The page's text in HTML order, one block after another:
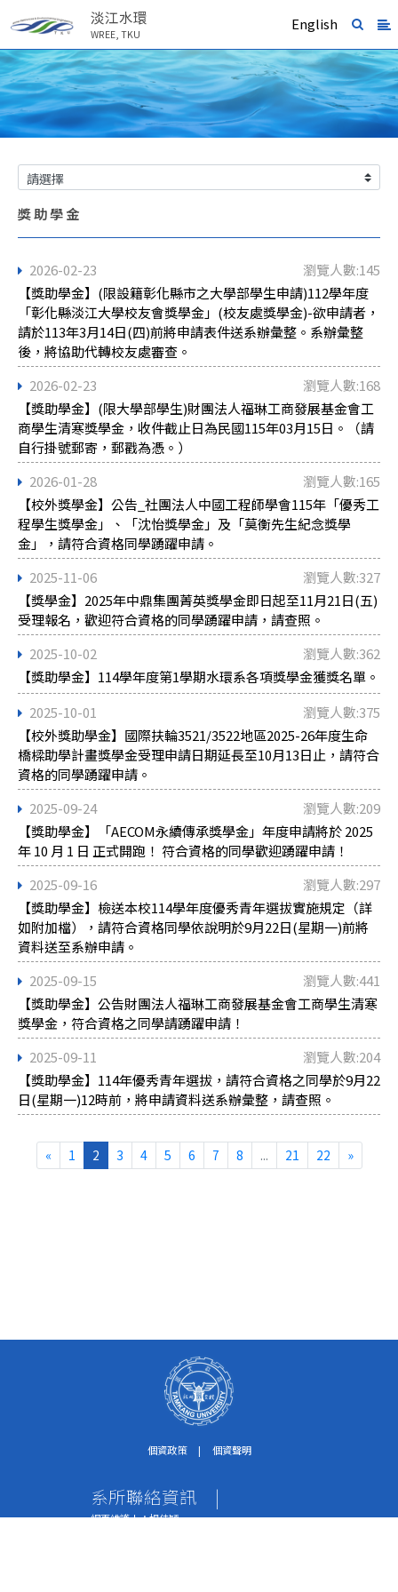
淡江水環
WREE, TKU
English
獎助學金
2026-02-23
瀏覽人數:145
【獎助學金】(限設籍彰化縣市之大學部學生申請)112學年度
「彰化縣淡江大學校友會獎學金」(校友處獎學金)-欲申請者，
請於113年3月14日(四)前將申請表件送系辦彙整。系辦彙整
後，將協助代轉校友處審查。
2026-02-23
瀏覽人數:168
【獎助學金】(限大學部學生)財團法人福琳工商發展基金會工
商學生清寒獎學金，收件截止日為民國115年03月15日。（請
自行掛號郵寄，郵戳為憑。）
2026-01-28
瀏覽人數:165
【校外獎學金】公告_社團法人中國工程師學會115年「優秀工
程學生獎學金」、「沈怡獎學金」及「莫衡先生紀念獎學
金」，請符合資格同學踴躍申請。
2025-11-06
瀏覽人數:327
【獎學金】2025年中鼎集團菁英獎學金即日起至11月21日(五)
受理報名，歡迎符合資格的同學踴躍申請，請查照。
2025-10-02
瀏覽人數:362
【獎助學金】114學年度第1學期水環系各項獎學金獲獎名單。
2025-10-01
瀏覽人數:375
【校外獎助學金】國際扶輪3521/3522地區2025-26年度生命
橋樑助學計畫獎學金受理申請日期延長至10月13日止，請符合
資格的同學踴躍申請。
2025-09-24
瀏覽人數:209
【獎助學金】「AECOM永續傳承獎學金」年度申請將於 2025
年 10 月 1 日 正式開跑！ 符合資格的同學歡迎踴躍申請！
2025-09-16
瀏覽人數:297
【獎助學金】檢送本校114學年度優秀青年選拔實施規定（詳
如附加檔），請符合資格同學依說明於9月22日(星期一)前將
資料送至系辦申請。
2025-09-15
瀏覽人數:441
【獎助學金】公告財團法人福琳工商發展基金會工商學生清寒
獎學金，符合資格之同學請踴躍申請！
2025-09-11
瀏覽人數:204
【獎助學金】114年優秀青年選拔，請符合資格之同學於9月22
日(星期一)12時前，將申請資料送系辦彙整，請查照。
« 1 2 3 4 5 6 7 8 ... 21 22 »
個資政策 | 個資聲明
系所聯絡資訊 |
網頁維護人：楊佳穎